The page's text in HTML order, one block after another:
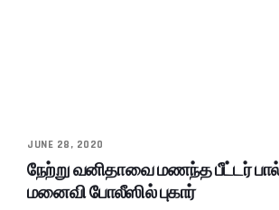
JUNE 28, 2020
நேற்று வனிதாவை மணந்த பீட்டர்
மனைவி போலீஸில் புகார்